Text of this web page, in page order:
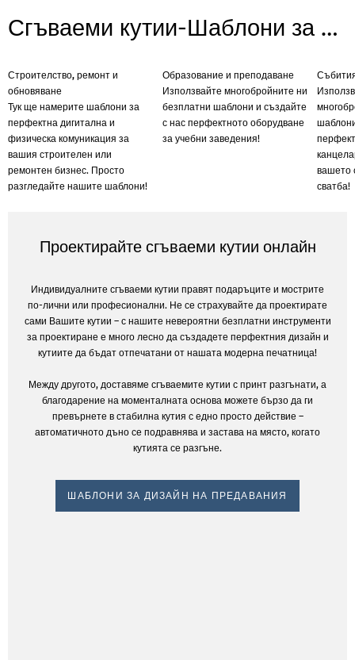
Сгъваеми кутии-Шаблони за клонове
Строителство, ремонт и
обновяване
Тук ще намерите шаблони за
перфектна дигитална и
физическа комуникация за
вашия строителен или
ремонтен бизнес. Просто
разгледайте нашите шаблони!
Образование и преподаване
Използвайте многобройните ни
безплатни шаблони и създайте
с нас перфектното оборудване
за учебни заведения!
вашето
сватба!
Проектирайте сгъваеми кутии онлайн
Индивидуалните сгъваеми кутии правят подаръците и мострите
по-лични или професионални. Не се страхувайте да проектирате
сами Вашите кутии – с нашите невероятни безплатни инструменти
за проектиране е много лесно да създадете перфектния дизайн и
кутиите да бъдат отпечатани от нашата модерна печатница!
Между другото, доставяме сгъваемите кутии с принт разгънати, а
благодарение на моменталната основа можете бързо да ги
превърнете в стабилна кутия с едно просто действие –
автоматичното дъно се подравнява и застава на място, когато
кутията се разгъне.
ШАБЛОНИ ЗА ДИЗАЙН НА ПРЕДАВАНИЯ